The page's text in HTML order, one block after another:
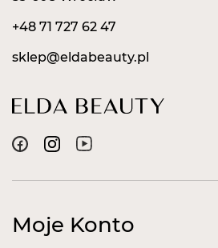
Moje Konto
+48 71 727 62 47
sklep@eldabeauty.pl